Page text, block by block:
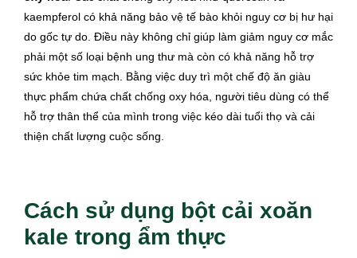
kaempferol có khả năng bảo vệ tế bào khỏi nguy cơ bị hư hại
do gốc tự do. Điều này không chỉ giúp làm giảm nguy cơ mắc
phải một số loại bệnh ung thư mà còn có khả năng hỗ trợ
sức khỏe tim mạch. Bằng việc duy trì một chế độ ăn giàu
thực phẩm chứa chất chống oxy hóa, người tiêu dùng có thể
hỗ trợ thân thể của mình trong việc kéo dài tuổi thọ và cải
thiện chất lượng cuộc sống.
Cách sử dụng bột cải xoăn
kale trong ẩm thực